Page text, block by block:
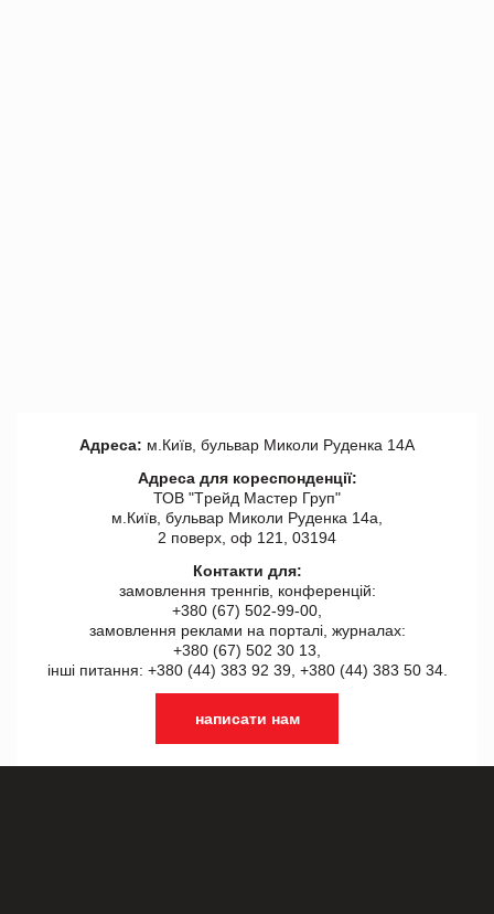
Адреса: м.Київ, бульвар Миколи Руденка 14А
Адреса для кореспонденції:
ТОВ "Tрейд Мастер Груп"
м.Київ, бульвар Миколи Руденка 14а,
2 поверх, оф 121, 03194
Контакти для:
замовлення треннгів, конференцій:
+380 (67) 502-99-00,
замовлення реклами на порталі, журналах:
+380 (67) 502 30 13,
інші питання: +380 (44) 383 92 39, +380 (44) 383 50 34.
написати нам